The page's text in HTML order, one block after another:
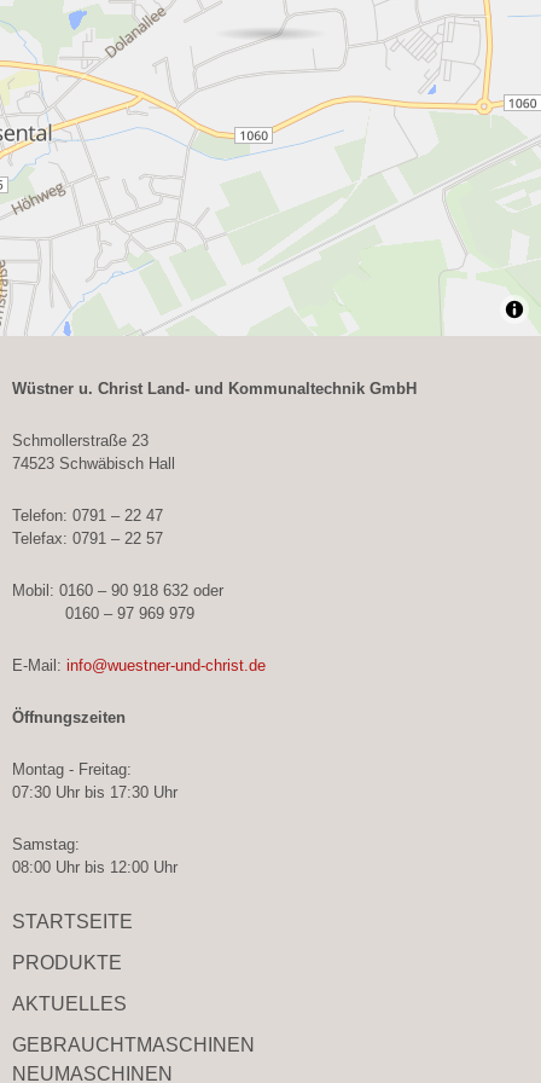
Wüstner u. Christ Land- und Kommunaltechnik GmbH
Schmollerstraße 23
74523 Schwäbisch Hall
Telefon: 0791 – 22 47
Telefax: 0791 – 22 57
Mobil: 0160 – 90 918 632 oder
0160 – 97 969 979
E-Mail: info@wuestner-und-christ.de
Öffnungszeiten
Montag - Freitag:
07:30 Uhr bis 17:30 Uhr
Samstag:
08:00 Uhr bis 12:00 Uhr
STARTSEITE
PRODUKTE
AKTUELLES
GEBRAUCHT­MASCHINEN
NEUMASCHINEN